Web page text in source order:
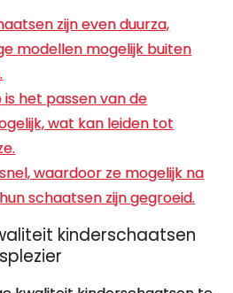
zijn even duurza,
modellen mogelijk buiten
is het passen van de
wat kan leiden tot
waardoor ze mogelijk na
schaatsen zijn gegroeid.
kinderschaatsen